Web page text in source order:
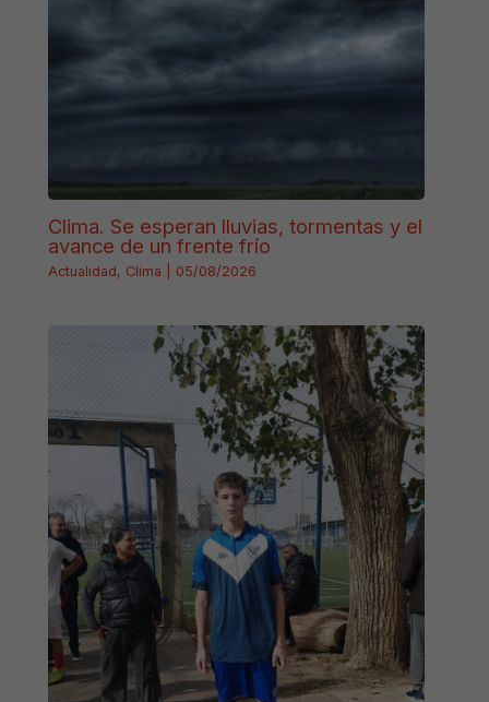
Clima. Se esperan lluvias, tormentas y el
avance de un frente frío
Actualidad, Clima 05/08/2026